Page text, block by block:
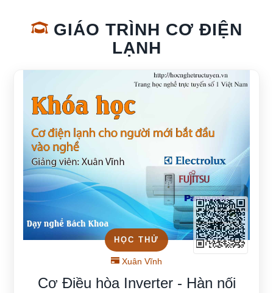
GIÁO TRÌNH CƠ ĐIỆN
LẠNH
HỌC THỬ
Xuân Vĩnh
Cơ Điều hòa Inverter - Hàn nối